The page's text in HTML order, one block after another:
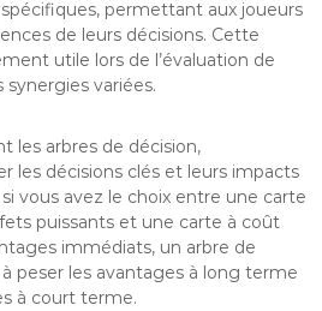
permettant aux joueurs
de leurs décisions. Cette
utile lors de l’évaluation de
synergies variées.
les arbres de décision,
les décisions clés et leurs impacts
vous avez le choix entre une carte
puissants et une carte à coût
immédiats, un arbre de
peser les avantages à long terme
à court terme.